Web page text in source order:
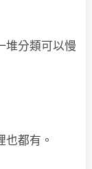
堆分類可以慢
都有。